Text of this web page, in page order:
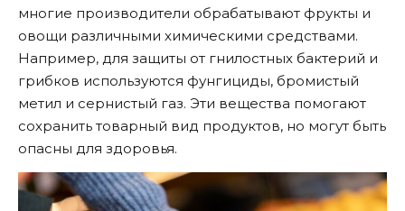
многие производители обрабатывают фрукты и
овощи различными химическими средствами.
Например, для защиты от гнилостных бактерий и
грибков используются фунгициды, бромистый
метил и сернистый газ. Эти вещества помогают
сохранить товарный вид продуктов, но могут быть
опасны для здоровья.